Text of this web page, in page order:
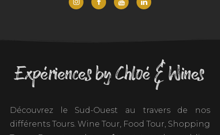
Expériences by Chloé & Wines
Découvrez le Sud-Ouest au travers de nos
différents Tours. Wine Tour, Food Tour, Shopping